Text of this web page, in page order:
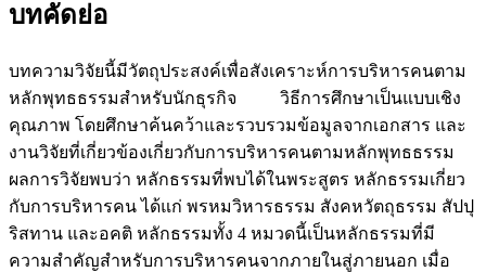
บทคัดย่อ
บทความวิจัยนี้มีวัตถุประสงค์เพื่อสังเคราะห์การบริหารคนตาม
หลักพุทธธรรมสำหรับนักธุรกิจ วิธีการศึกษาเป็นแบบเชิง
คุณภาพ โดยศึกษาค้นคว้าและรวบรวมข้อมูลจากเอกสาร และ
งานวิจัยที่เกี่ยวข้องเกี่ยวกับการบริหารคนตามหลักพุทธธรรม
ผลการวิจัยพบว่า หลักธรรมที่พบได้ในพระสูตร หลักธรรมเกี่ยว
กับการบริหารคน ได้แก่ พรหมวิหารธรรม สังคหวัตถุธรรม สัปปุ
ริสทาน และอคติ หลักธรรมทั้ง 4 หมวดนี้เป็นหลักธรรมที่มี
ความสำคัญสำหรับการบริหารคนจากภายในสู่ภายนอก เมื่อ